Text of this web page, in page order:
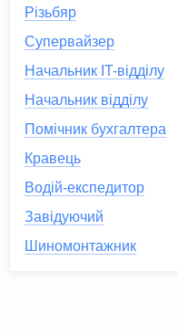
Різьбяр
Супервайзер
Начальник IT-відділу
Начальник відділу
Помічник бухгалтера
Кравець
Водій-експедитор
Завідуючий
Шиномонтажник